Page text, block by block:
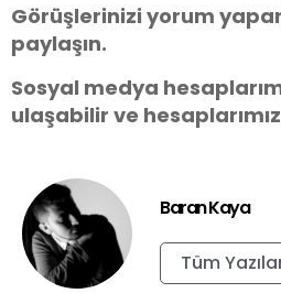
Görüşlerinizi yorum
paylaşın.
Sosyal medya
ulaşabilir ve
Baran Kaya
Tüm